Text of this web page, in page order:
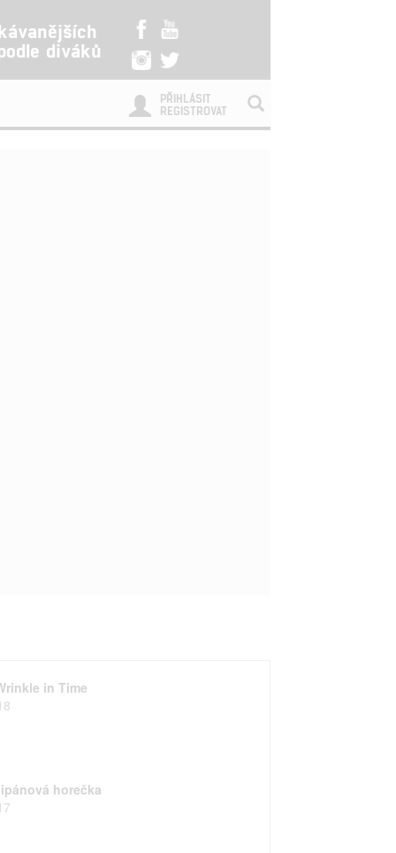
diváků
PŘIHLÁSIT
REGISTROVAT
in Time
horečka